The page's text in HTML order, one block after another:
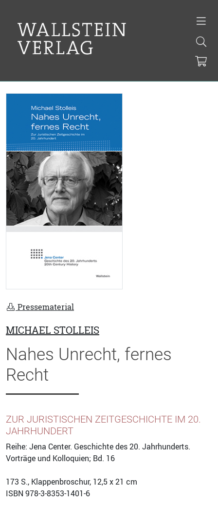
Pressematerial
MICHAEL STOLLEIS
Nahes Unrecht, fernes
Recht
ZUR JURISTISCHEN ZEITGESCHICHTE IM 20.
JAHRHUNDERT
Reihe: Jena Center. Geschichte des 20. Jahrhunderts.
Vorträge und Kolloquien; Bd. 16
173 S., Klappenbroschur, 12,5 x 21 cm
ISBN 978-3-8353-1401-6